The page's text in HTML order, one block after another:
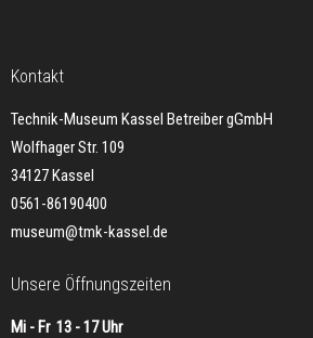
Kontakt
Technik-Museum Kassel Betreiber gGmbH
Wolfhager Str. 109
34127 Kassel
0561-86190400
museum@tmk-kassel.de
Unsere Öffnungszeiten
Mi - Fr 13 - 17 Uhr